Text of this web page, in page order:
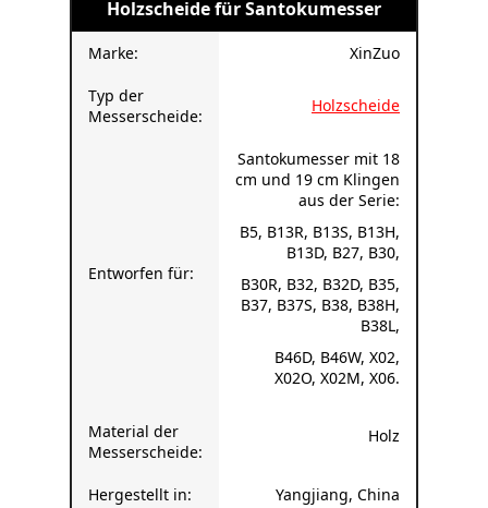
Holzscheide für Santokumesser
Marke: XinZuo
Typ der
Messerscheide:
Holzscheide
Entworfen für:
Santokumesser mit 18
cm und 19 cm Klingen
aus der Serie:
B5, B13R, B13S, B13H,
B13D, B27, B30,
B30R, B32, B32D, B35,
B37, B37S, B38, B38H,
B38L,
B46D, B46W, X02,
X02O, X02M, X06.
Material der
Messerscheide:
Holz
Hergestellt in: Yangjiang, China